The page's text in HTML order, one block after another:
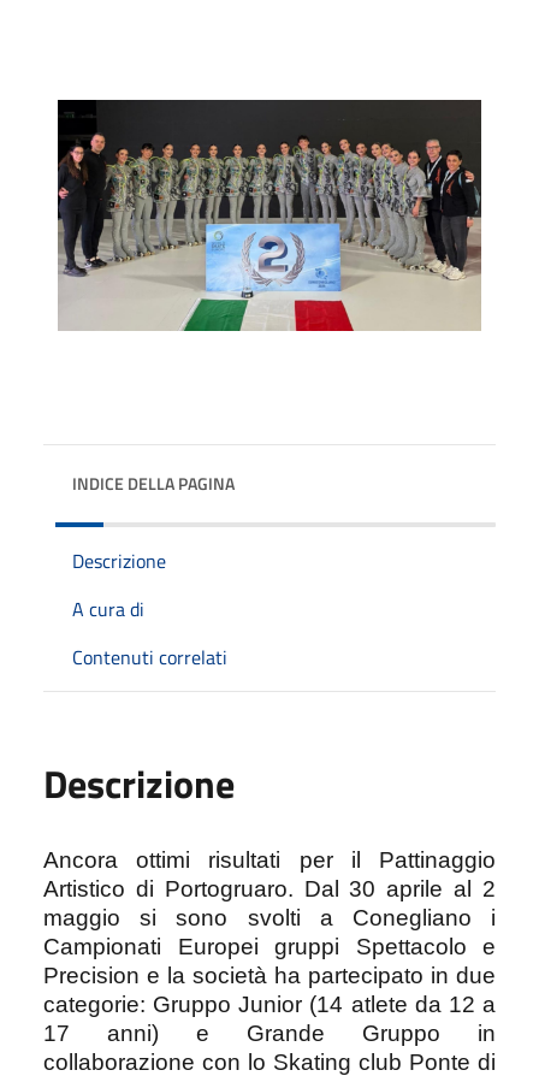
INDICE DELLA PAGINA
Descrizione
A cura di
Contenuti correlati
Descrizione
Ancora ottimi risultati per il Pattinaggio
Artistico di Portogruaro. Dal 30 aprile al 2
maggio si sono svolti a Conegliano i
Campionati Europei gruppi Spettacolo e
Precision e la società ha partecipato in due
categorie: Gruppo Junior (14 atlete da 12 a
17 anni) e Grande Gruppo in
collaborazione con lo Skating club Ponte di